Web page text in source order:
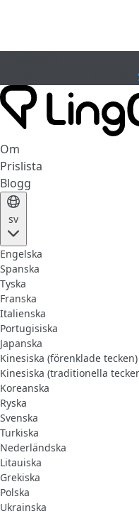
Om
Prislista
Blogg
sv
Engelska
Spanska
Tyska
Franska
Italienska
Portugisiska
Japanska
Kinesiska (förenklade tecken)
Kinesiska (traditionella
Koreanska
Ryska
Svenska
Turkiska
Nederländska
Litauiska
Grekiska
Polska
Ukrainska